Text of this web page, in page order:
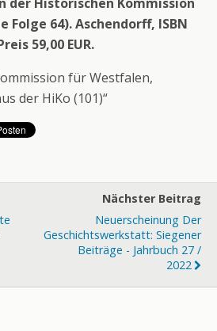
64). Aschendorff, ISBN
59,00 EUR.
für Westfalen,
der HiKo (101)“
Nächster Beitrag
Neuerscheinung Der
Geschichtswerkstatt: Siegener
Beiträge - Jahrbuch 27 /
2022